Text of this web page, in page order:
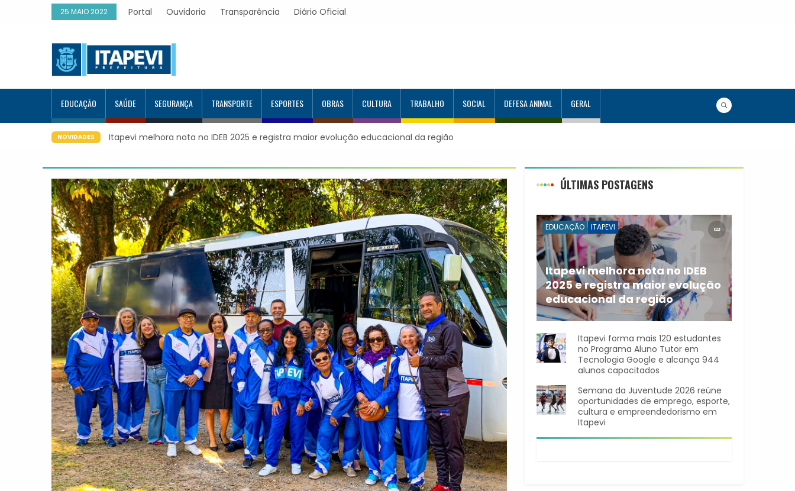
25 MAIO 2022 Portal Ouvidoria Transparência Diário Oficial
EDUCAÇÃO SAÚDE SEGURANÇA TRANSPORTE ESPORTES OBRAS CULTURA TRABALHO SOCIAL DEFESA ANIMAL GERAL
NOVIDADES
melhora nota no IDEB 2025 e registra maior evolução educacional da regiãoItapevi forma mais 120 estudantes no Programa Aluno Tutor em Tecnologia
ÚLTIMAS POSTAGENS
EDUCAÇÃO ITAPEVI
Itapevi melhora nota no IDEB
2025 e registra maior evolução
educacional da região
A rede municipal de ensino
Itapevi forma mais 120 estudantes
no Programa Aluno Tutor em
Tecnologia Google e alcança 944
alunos capacitados
Semana da Juventude 2026 reúne
oportunidades de emprego, esporte,
cultura e empreendedorismo em
Itapevi